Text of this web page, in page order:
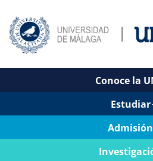
Conoce la
Estudiar
Admisión